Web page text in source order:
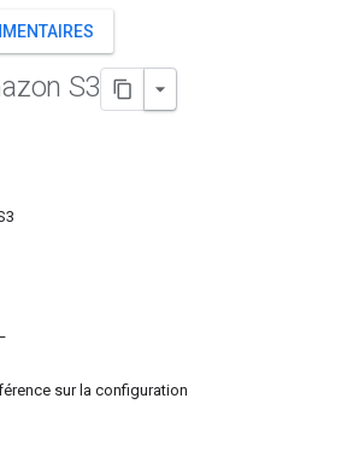
S3
sur la configuration